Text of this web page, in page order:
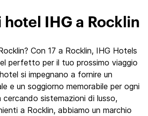
IHG a Rocklin
Con 17 a Rocklin, IHG Hotels
perfetto per il tuo prossimo viaggio
si impegnano a fornire un
e un soggiorno memorabile per ogni
sistemazioni di lusso,
a Rocklin, abbiamo un marchio